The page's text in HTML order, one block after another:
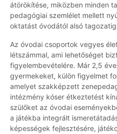
átörökítése, miközben minden
pedagógiai szemlélet mellett
oktatást óvodától alsó
Az óvodai csoportok vegyes
létszámmal, ami lehetőséget
figyelembevételére. Már 2,5
gyermekeket, külön figyelmet
amelyet szakképzett
intézmény kóser étkeztetést
szülőket az óvodai
a játékba integrált
képességek fejlesztésére,